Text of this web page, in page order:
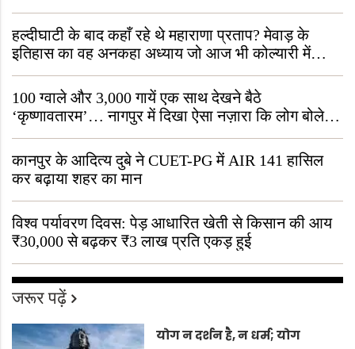
हल्दीघाटी के बाद कहाँ रहे थे महाराणा प्रताप? मेवाड़ के
इतिहास का वह अनकहा अध्याय जो आज भी कोल्यारी में
जीवित है
100 ग्वाले और 3,000 गायें एक साथ देखने बैठे
‘कृष्णावतारम’… नागपुर में दिखा ऐसा नज़ारा कि लोग बोले,
“ऐसा तो सिर्फ़ कृष्ण ही कर सकते हैं”
कानपुर के आदित्य दुबे ने CUET-PG में AIR 141 हासिल
कर बढ़ाया शहर का मान
विश्व पर्यावरण दिवस: पेड़ आधारित खेती से किसान की आय
₹30,000 से बढ़कर ₹3 लाख प्रति एकड़ हुई
जरूर पढ़ें
योग न दर्शन है, न धर्म; योग